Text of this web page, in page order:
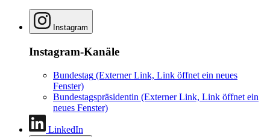
Instagram
Instagram-Kanäle
Bundestag (Externer Link, Link öffnet ein neues
Fenster)
Bundestagspräsidentin (Externer Link, Link öffnet ein
neues Fenster)
LinkedIn